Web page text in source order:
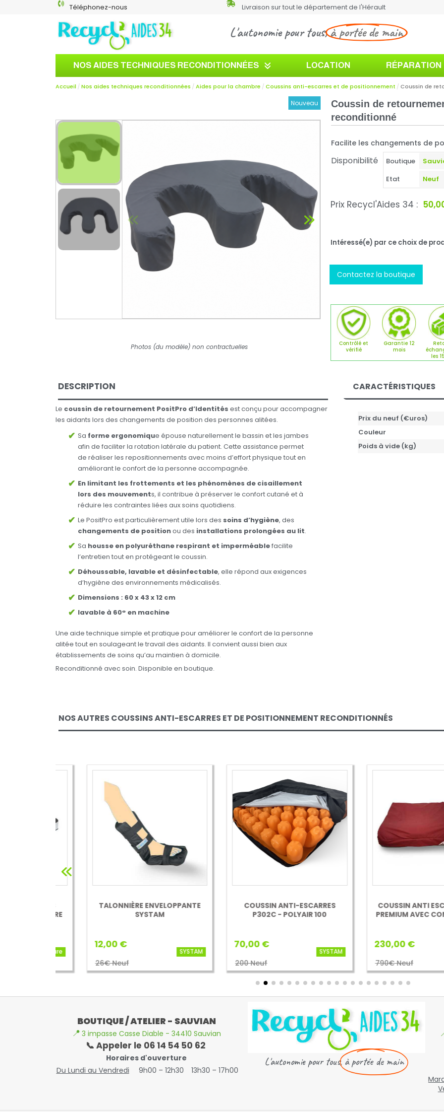
Téléphonez-nous Livraison sur tout le département de l'Hérault
L'autonomie pour tous,à portée de main
NOS AIDES TECHNIQUES RECONDITIONNÉES LOCATION RÉPARATION
Accueil Nos aides techniques reconditionnées Aides pour la chambre Coussins anti-escarres et de positionnement Coussin de
Nouveau
Photos (du modèle) non contractuelles
Coussin de
reconditionné
Facilite les changements de
Disponibilité
Boutique
Etat
Prix Recycl'Aides 34 :
Intéressé(e) par ce choix de
Contactez la boutique
Contrôlé et
vérifié
Garantie 12
mois
les
DESCRIPTION
Le coussin de retournement PositPro d’Identités est conçu pour accompagner
les aidants lors des changements de position des personnes alitées.
Sa forme ergonomique épouse naturellement le bassin et les jambes
afin de faciliter la rotation latérale du patient. Cette assistance permet
de réaliser les repositionnements avec moins d’effort physique tout en
améliorant le confort de la personne accompagnée.
En limitant les frottements et les phénomènes de cisaillement
lors des mouvements, il contribue à préserver le confort cutané et à
réduire les contraintes liées aux soins quotidiens.
Le PositPro est particulièrement utile lors des soins d’hygiène, des
changements de positionou des installations prolongées au lit.
Sa housse en polyuréthane respirant et imperméablefacilite
l’entretien tout en protégeant le coussin.
Déhoussable, lavable et désinfectable, elle répond aux exigences
d’hygiène des environnements médicalisés.
Dimensions : 60 x 43 x 12 cm
lavable à 60° en machine
Une aide technique simple et pratique pour améliorer le confort de la personne
alitée tout en soulageant le travail des aidants. Il convient aussi bien aux
établissements de soins qu’au maintien à domicile.
Reconditionné avec soin. Disponible en boutique.
CARACTÉRISTIQUES
Prix du neuf (€uros)
Couleur
Poids à vide (kg)
NOS AUTRES COUSSINS ANTI-ESCARRES ET DE POSITIONNEMENT RECONDITIONNÉS
TALONNIÈRE ENVELOPPANTE
SYSTAM
12,00 €
26€ Neuf
COUSSIN ANTI-ESCARRES
P302C - POLYAIR 100
70,00 €
200 Neuf
COUSSIN ANTI ESCARRE À
PREMIUM AVEC
230,00 €
790€ Neuf
BOUTIQUE / ATELIER - SAUVIAN
📍 3 impasse Casse Diable - 34410 Sauvian
📞 Appeler le 06 14 54 50 62
Horaires d'ouverture
Du Lundi au Vendredi
9h00 – 12h30 13h30 – 17h00
L'autonomie pour tous,à portée de main